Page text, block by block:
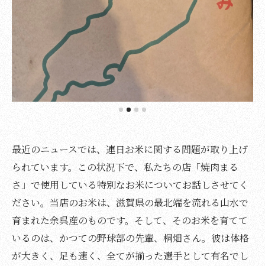
最近のニュースでは、連日お米に関する問題が取り上げ
られています。この状況下で、私たちの店「焼肉まる
さ」で使用している特別なお米についてお話しさせてく
ださい。当店のお米は、滋賀県の最北端を流れる山水で
育まれた余呉産のものです。そして、そのお米を育てて
いるのは、かつての野球部の先輩、桐畑さん。彼は体格
が大きく、足も速く、全てが揃った選手として有名でし